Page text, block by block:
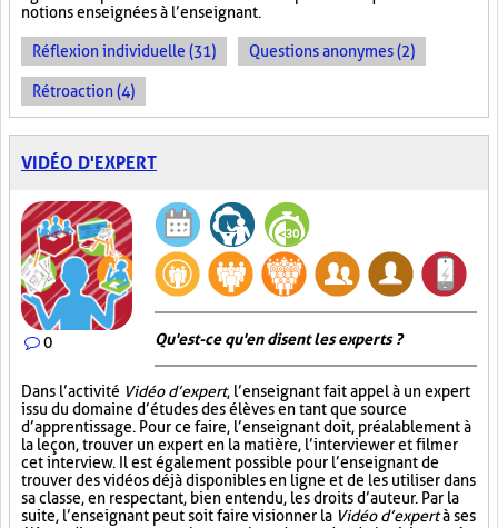
notions enseignées à l’enseignant.
Réflexion individuelle (31) Questions anonymes (2)
Rétroaction (4)
VIDÉO D'EXPERT
0 Qu'est-ce qu'en disent les experts ?
Dans l’activité Vidéo d’expert, l’enseignant fait appel à un expert
issu du domaine d’études des élèves en tant que source
d’apprentissage. Pour ce faire, l’enseignant doit, préalablement à
la leçon, trouver un expert en la matière, l’interviewer et filmer
cet interview. Il est également possible pour l’enseignant de
trouver des vidéos déjà disponibles en ligne et de les utiliser dans
sa classe, en respectant, bien entendu, les droits d’auteur. Par la
suite, l’enseignant peut soit faire visionner la Vidéo d’expertà ses